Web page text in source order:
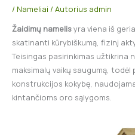
/ Nameliai / Autorius admin
Žaidimų namelisyra viena iš
skatinanti kūrybiškumą, fizinį
Teisingas pasirinkimas užtikrina
maksimalų vaikų saugumą,
konstrukcijos kokybę,
kintančioms oro sąlygoms.